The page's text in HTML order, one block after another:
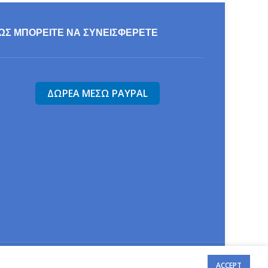
ΜΠΟΡΕΊΤΕ ΝΑ ΣΥΝΕΙΣΦΕΡΕΤΕ
ACCEPT